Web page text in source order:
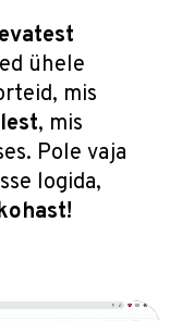
ühele
mis
, mis
Pole vaja
logida,